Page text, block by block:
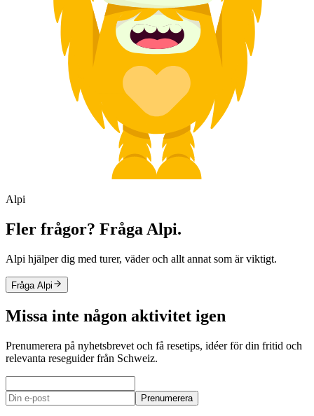
Alpi
Fler frågor? Fråga Alpi.
Alpi hjälper dig med turer, väder och allt annat som är viktigt.
Fråga Alpi
Missa inte någon aktivitet igen
Prenumerera på nyhetsbrevet och få resetips, idéer för din fritid och
relevanta reseguider från Schweiz.
Prenumerera